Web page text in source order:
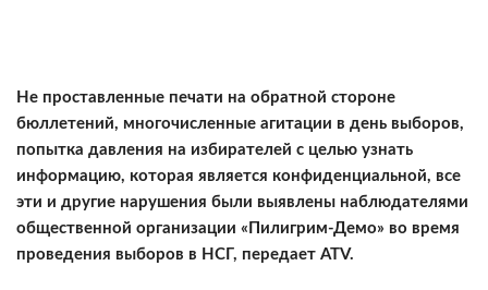
Не проставленные печати на обратной стороне
бюллетений, многочисленные агитации в день выборов,
попытка давления на избирателей с целью узнать
информацию, которая является конфиденциальной, все
эти и другие нарушения были выявлены наблюдателями
общественной организации «Пилигрим-Демо» во время
проведения выборов в НСГ, передает ATV.